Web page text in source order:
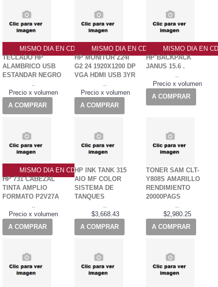
MISMO DIA EN CDMX
TECLADO HP
ALAMBRICO USB
ESTANDAR NEGRO
..
Precio x volumen
A COMPRAR
MISMO DIA EN CDMX
HP MONITOR Z24I
G2 24 1920X1200 DP
VGA HDMI USB 3YR
..
Precio x volumen
A COMPRAR
MISMO DIA EN
HP BACKPACK
JANUS 15.6 .
..
Precio x volumen
A COMPRAR
MISMO DIA EN CDMX
HP 731 CABEZAL
TINTA AMPLIO
FORMATO P2V27A
Precio x volumen
A COMPRAR
HP INK TANK 315
AIO MF COLOR
SISTEMA DE
TANQUES
$3,668.43
A COMPRAR
TONER SAM CLT-
Y808S AMARILLO
RENDIMIENTO
20000PAGS
$2,980.25
A COMPRAR